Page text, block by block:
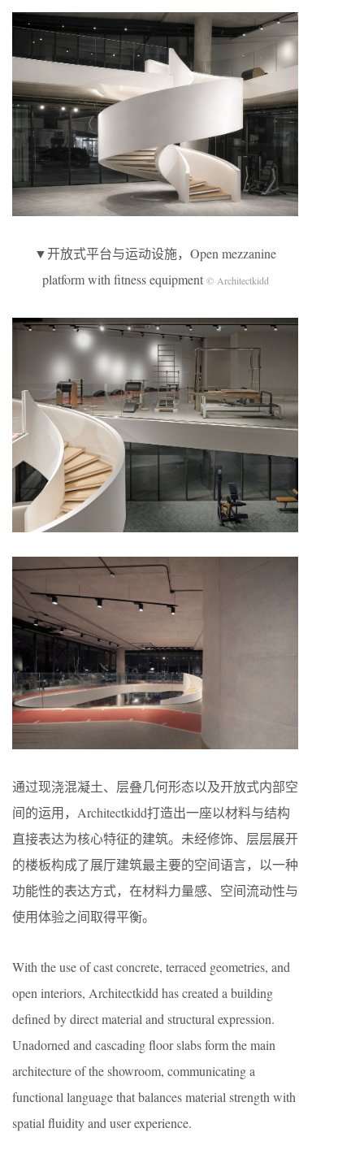
▼开放式平台与运动设施，Open mezzanine
platform with fitness equipment © Architectkidd
通过现浇混凝土、层叠几何形态以及开放式内部空
间的运用，Architectkidd打造出一座以材料与结构
直接表达为核心特征的建筑。未经修饰、层层展开
的楼板构成了展厅建筑最主要的空间语言，以一种
功能性的表达方式，在材料力量感、空间流动性与
使用体验之间取得平衡。
With the use of cast concrete, terraced geometries, and
open interiors, Architectkidd has created a building
defined by direct material and structural expression.
Unadorned and cascading floor slabs form the main
architecture of the showroom, communicating a
functional language that balances material strength with
spatial fluidity and user experience.